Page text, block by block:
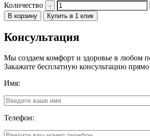
Количество
В корзину Купить в 1 клик
Консультация
Мы создаем комфорт и здоровье в любом
Закажите бесплатную консультацию прямо
Имя:
Телефон: